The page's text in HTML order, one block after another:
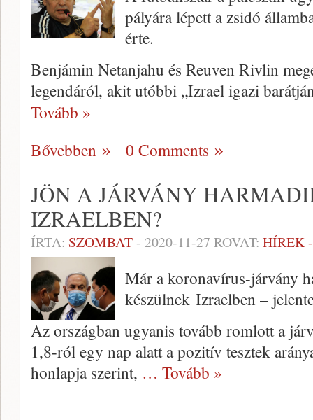
pályára lépett a zsidó
érte.
Benjámin Netanjahu és Reuven Rivlin
legendáról, akit utóbbi „Izrael igazi
Tovább »
Bővebben
0 Comments
JÖN A JÁRVÁNY
IZRAELBEN?
ÍRTA: SZOMBAT- 2020-11-27 ROVAT: HÍREK
Már a koronavírus-járvány
készülnek Izraelben –
Az országban ugyanis tovább romlott a
1,8-ról egy nap alatt a pozitív tesztek
honlapja szerint, … Tovább »